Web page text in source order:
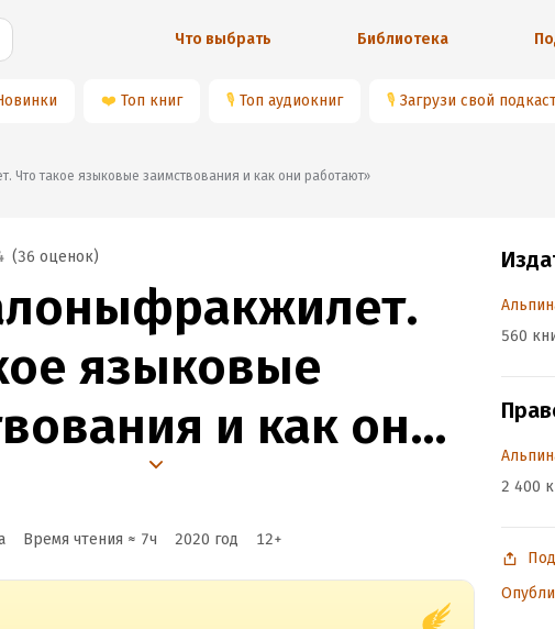
Что выбрать Библиотека
❤️ Топ книг 🎙 Топ аудиокниг 🎙 Загрузи свой
Что такое языковые заимствования и как они работают»
(36 оценок)
языковые
и как они
Время чтения ≈ 7ч 2020 год 12+
560
2 400